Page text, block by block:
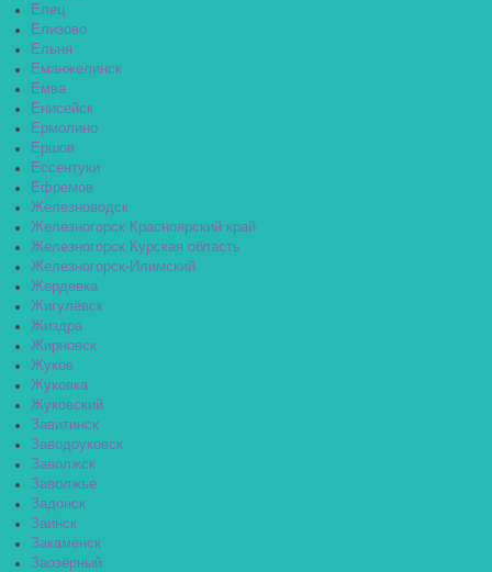
Елец
Елизово
Ельня
Еманжелинск
Емва
Енисейск
Ермолино
Ершов
Ессентуки
Ефремов
Железноводск
Железногорск Красноярский край
Железногорск Курская область
Железногорск-Илимский
Жердевка
Жигулёвск
Жиздра
Жирновск
Жуков
Жуковка
Жуковский
Завитинск
Заводоуковск
Заволжск
Заволжье
Задонск
Заинск
Закаменск
Заозёрный